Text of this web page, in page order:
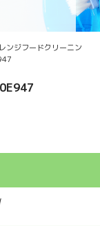
ジフードクリーニン